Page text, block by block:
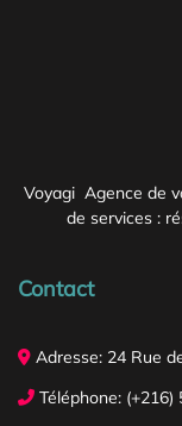
Voyagi Agence de
de services :
Contact
Adresse: 24 Rue
Téléphone: (+216)